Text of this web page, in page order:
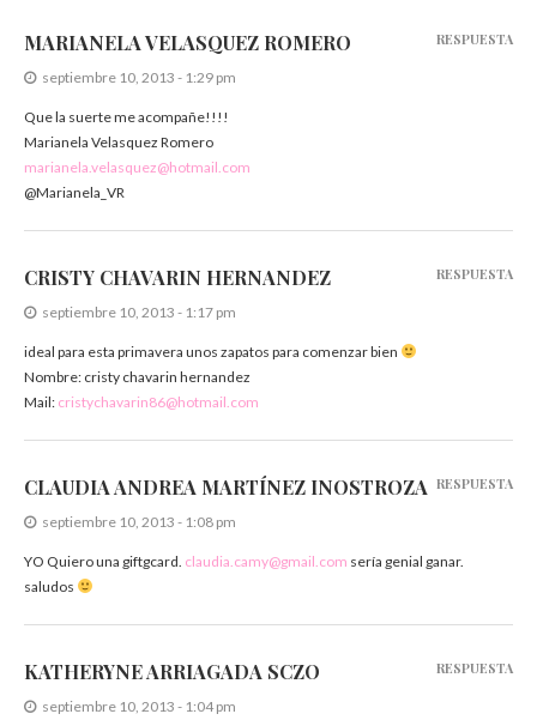
MARIANELA VELASQUEZ ROMERO
septiembre 10, 2013 - 1:29 pm
Que la suerte me acompañe!!!!
Marianela Velasquez Romero
marianela.velasquez@hotmail.com
@Marianela_VR
RESPUESTA
CRISTY CHAVARIN HERNANDEZ
septiembre 10, 2013 - 1:17 pm
ideal para esta primavera unos zapatos para comenzar bien
Nombre: cristy chavarin hernandez
Mail: cristychavarin86@hotmail.com
RESPUESTA
CLAUDIA ANDREA MARTÍNEZ INOSTROZA
septiembre 10, 2013 - 1:08 pm
YO Quiero una giftgcard. claudia.camy@gmail.com sería genial ganar.
saludos
RESPUESTA
KATHERYNE ARRIAGADA SCZO
septiembre 10, 2013 - 1:04 pm
RESPUESTA